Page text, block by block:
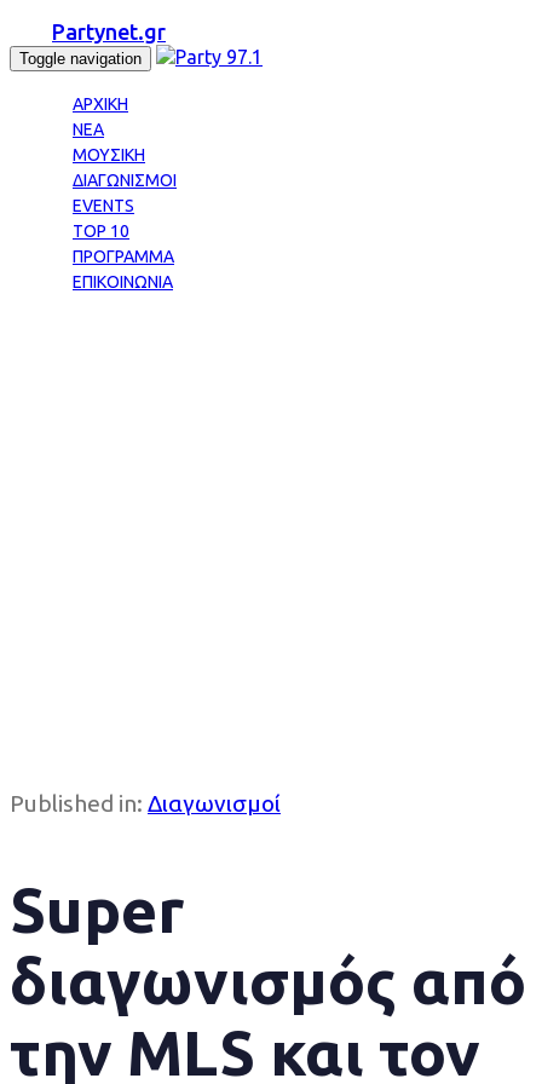
Partynet.gr
Toggle navigation
ΑΡΧΙΚΗ
ΝΕΑ
ΜΟΥΣΙΚΗ
ΔΙΑΓΩΝΙΣΜΟΙ
EVENTS
TOP 10
ΠΡΟΓΡΑΜΜΑ
ΕΠΙΚΟΙΝΩΝΙΑ
Published in: Διαγωνισμοί
Super
διαγωνισμός από
την MLS και τον